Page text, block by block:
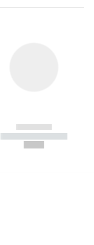
------------
----------- -----------